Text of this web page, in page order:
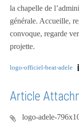
la chapelle de
générale. Accueille,
convoque, regarde
projette.
logo-officiel-beat-adele
Article
logo-adele-